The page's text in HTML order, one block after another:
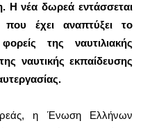
Η νέα δωρεά εντάσσεται
που έχει αναπτύξει το
της ναυτιλιακής
ναυτικής εκπαίδευσης
η Ένωση Ελλήνων